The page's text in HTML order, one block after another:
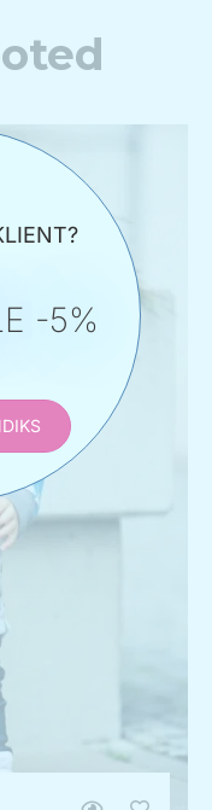
-5%